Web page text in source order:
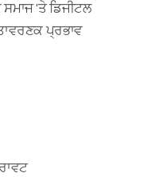
'ਤੇ ਡਿਜੀਟਲ
ਪ੍ਰਭਾਵ